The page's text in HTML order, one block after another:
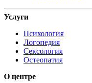
Услуги
Психология
Логопедия
Сексология
Остеопатия
О центре